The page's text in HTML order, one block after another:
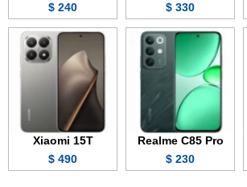
330 $
240 $
Realme C85 Pro
230 $
Xiaomi 15T
490 $